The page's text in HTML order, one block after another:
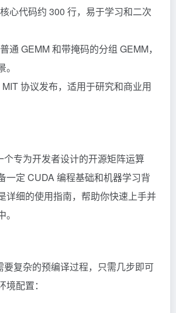
心代码约 300 行，易于学习和二次
通 GEMM 和带掩码的分组 GEMM，
MIT 协议发布，适用于研究和商业用
个专为开发者设计的开源矩阵运算
一定 CUDA 编程基础和机器学习背
详细的使用指南，帮助你快速上手并
要复杂的预编译过程，只需几步即可
配置：